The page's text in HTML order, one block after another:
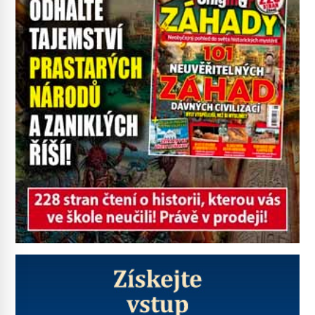
pravdu na padrť a prohlásit, že to
byl jen životem unavený a drogou
ovládaný muž? Marcus Aurelius byl
zastáncem stoicismu, učení, […]